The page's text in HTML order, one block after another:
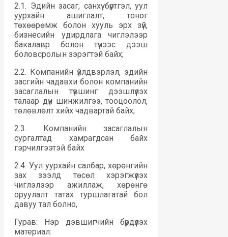
2.1. Эдийн засаг, санхүү бүртгэл, уул
уурхайн ашиглалт, тоног
төхөөрөмж болон хууль эрх зүй,
бизнесийн удирдлага чиглэлээр
бакалавр болон түүнээс дээш
боловсролын зэрэгтэй байх;
2.2. Компанийн үйлдвэрлэл, эдийн
засгийн чадавхи болон компанийн
засаглалын түвшинг дээшлүүлэх
талаар дүн шинжилгээ, тооцоолол,
төлөвлөлт хийх чадвартай байх;
2.3. Компанийн засаглалын
сургалтад хамрагдсан байх
гэрчилгээтэй байх
2.4. Уул уурхайн салбар, хөрөнгийн
зах зээлд төсөл хэрэгжүүлэх
чиглэлээр ажиллаж, хөрөнгө
оруулалт татах туршлагатай бол
давуу тал болно,
Гурав: Нэр дэвшигчийн бүрдүүлэх
материал: